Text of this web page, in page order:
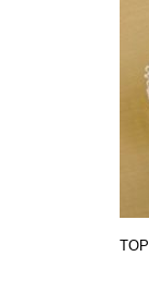
TOP